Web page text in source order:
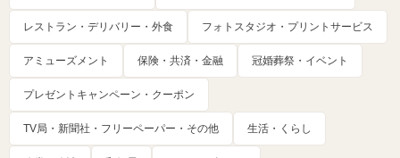
レストラン・デリバリー・外食 フォトスタジオ・プリントサービス
アミューズメント 保険・共済・金融 冠婚葬祭・イベント
プレゼントキャンペーン・クーポン
TV局・新聞社・フリーペーパー・その他 生活・くらし